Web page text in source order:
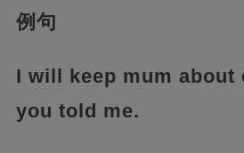
例句
I will keep mum about
you told me.